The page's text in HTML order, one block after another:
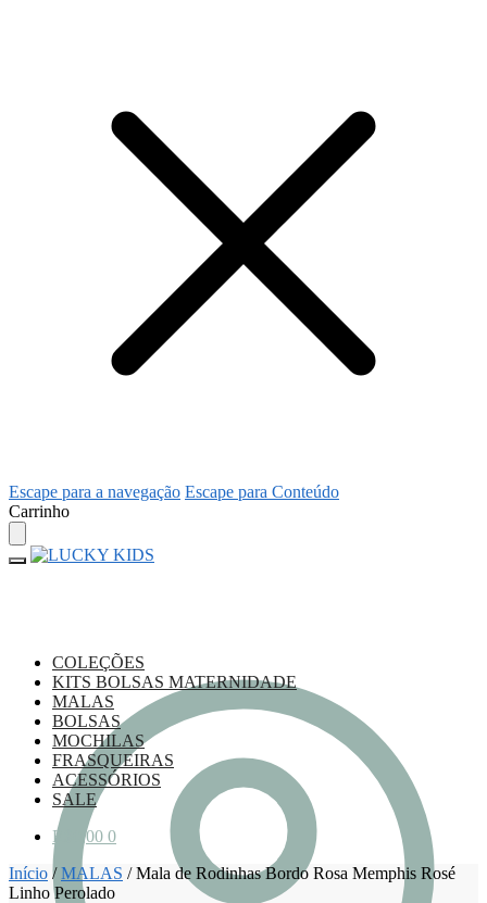
Escape para a navegação Escape para Conteúdo
Carrinho
COLEÇÕES
KITS BOLSAS MATERNIDADE
MALAS
BOLSAS
MOCHILAS
FRASQUEIRAS
ACESSÓRIOS
SALE
R$
0,00 0
Início /MALAS /Mala de Rodinhas Bordo Rosa Memphis Rosé
Linho Perolado